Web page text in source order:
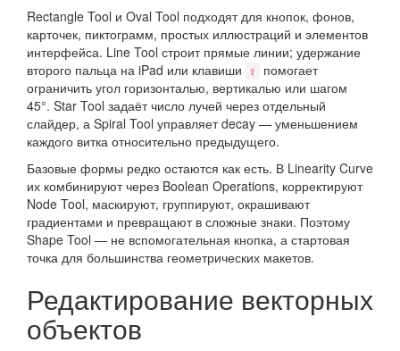
Rectangle Tool и Oval Tool подходят для кнопок, фонов,
карточек, пиктограмм, простых иллюстраций и элементов
интерфейса. Line Tool строит прямые линии; удержание
второго пальца на iPad или клавиши
⇧
помогает
ограничить угол горизонталью, вертикалью или шагом
45°. Star Tool задаёт число лучей через отдельный
слайдер, а Spiral Tool управляет decay — уменьшением
каждого витка относительно предыдущего.
Базовые формы редко остаются как есть. В Linearity Curve
их комбинируют через Boolean Operations, корректируют
Node Tool, маскируют, группируют, окрашивают
градиентами и превращают в сложные знаки. Поэтому
Shape Tool — не вспомогательная кнопка, а стартовая
точка для большинства геометрических макетов.
Редактирование векторных
объектов